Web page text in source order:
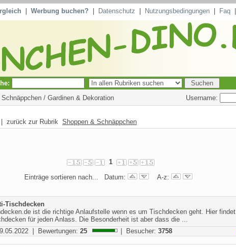
Werbung buchen? Datenschutz Nutzungsbedingungen Faq
/ Gardinen & Dekoration
Username:
| zurück zur Rubrik Shoppen & Schnäppchen
1
Einträge sortieren nach... Datum:
A-z:
Tischdecken
ist die richtige Anlaufstelle wenn es um Tischdecken geht. Hier findet
für jeden Anlass. Die Besonderheit ist aber dass die ...
| Bewertungen: 25 | Besucher: 3758